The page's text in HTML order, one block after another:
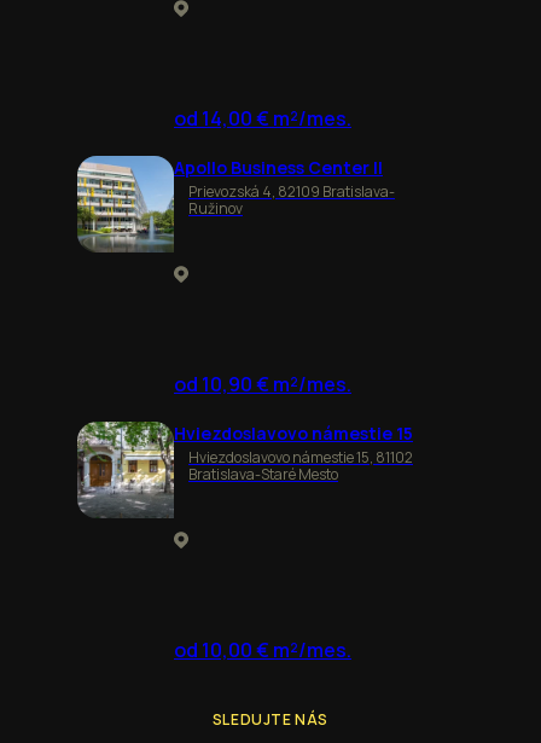
od 14,00 € m²/mes.
Apollo Business Center II
Prievozská 4, 82109 Bratislava-
Ružinov
od 10,90 € m²/mes.
Hviezdoslavovo námestie 15
Hviezdoslavovo námestie 15, 81102
Bratislava-Staré Mesto
od 10,00 € m²/mes.
SLEDUJTE NÁS